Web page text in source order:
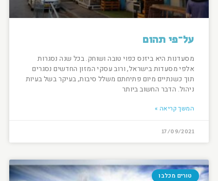
על־פי תהום
מסעדנות היא ביזנס כפוי טובה ושוחק. בכל שנה נסגרות
אלפי מסעדות בישראל, ורוב עסקי המזון החדשים נסגרים
תוך כשנתיים מיום פתיחתם משלל סיבות, בעיקר בשל בעיות
ניהול. הדבר החשוב ביותר
המשך קריאה »
17/09/2021
טורים מכלבו